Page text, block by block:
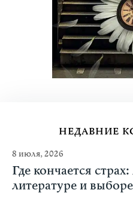
НЕДАВНИЕ
8 июля, 2026
Где кончается
литературе и выборе